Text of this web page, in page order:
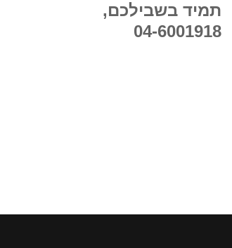
תמיד בשבילכם,
04-6001918